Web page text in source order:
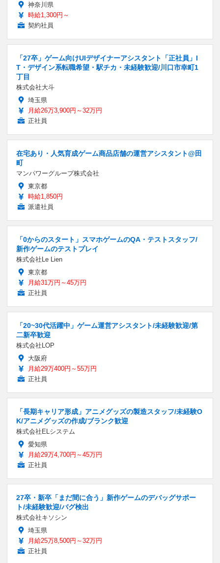
神奈川県
時給1,300円～
契約社員
「27卒」ゲーム向けUIデザイナーアシスタント「正社員」I
T・デザイン系転職希望・駅チカ・未経験歓迎/川口市幸町1
丁目
株式会社大斗
埼玉県
月給26万3,900円～32万円
正社員
在宅あり・人気育成ゲーム商品店舗の運営アシスタント@田
町
マンパワーグループ株式会社
東京都
時給1,850円
派遣社員
「0からのスタート」スマホゲームのQA・テストスタッフ/
新作ゲームのテストプレイ
株式会社Le Lien
東京都
月給31万円～45万円
正社員
「20~30代活躍中」ゲーム運営アシスタント/未経験歓迎/第
二新卒歓迎
株式会社LOP
大阪府
月給29万400円～55万円
正社員
「長期キャリア形成」アニメグッズの製造スタッフ/未経験O
K/アニメグッズの作成/ブランク歓迎
株式会社ELシステム
愛知県
月給29万4,700円～45万円
正社員
27卒・新卒「まだ間に合う」新作ゲームのデバッグサポー
ト/未経験歓迎/バグ検出
株式会社キソシン
埼玉県
月給25万8,500円～32万円
正社員